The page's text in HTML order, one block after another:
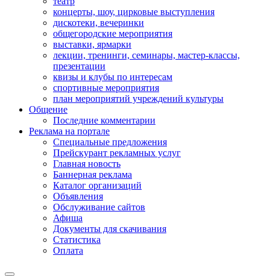
концерты, шоу, цирковые выступления
дискотеки, вечеринки
общегородские мероприятия
выставки, ярмарки
лекции, тренинги, семинары, мастер-классы,
презентации
квизы и клубы по интересам
спортивные мероприятия
план мероприятий учреждений культуры
Общение
Последние комментарии
Реклама на портале
Специальные предложения
Прейскурант рекламных услуг
Главная новость
Баннерная реклама
Каталог организаций
Объявления
Обслуживание сайтов
Афиша
Документы для скачивания
Статистика
Оплата